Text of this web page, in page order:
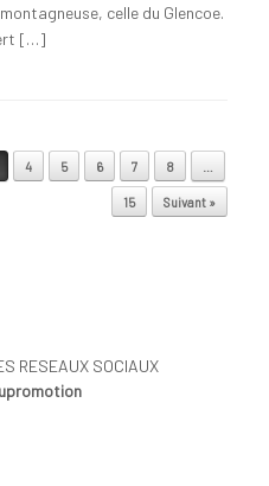
celle du Glencoe.
[…]
4 5 6 7 8
15 Suivant »
RESEAUX SOCIAUX